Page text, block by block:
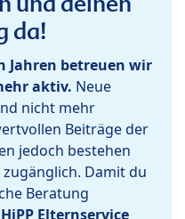
da!
Jahren betreuen wir
aktiv. Neue
nicht mehr
Beiträge der
jedoch bestehen
Damit du
Beratung
HiPP Elternservice